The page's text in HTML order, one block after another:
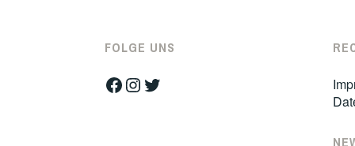
FOLGE UNS
Facebook
Instagram
Twitter